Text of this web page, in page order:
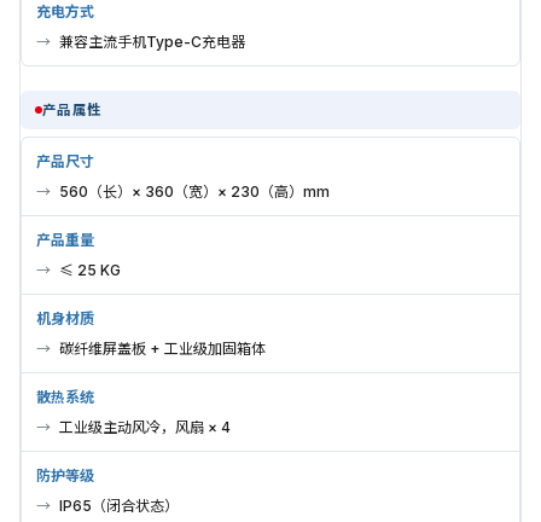
充电方式
兼容主流手机Type-C充电器
产品属性
产品尺寸
560（长）× 360（宽）× 230（高）mm
产品重量
≤ 25 KG
机身材质
碳纤维屏盖板 + 工业级加固箱体
散热系统
工业级主动风冷，风扇 × 4
防护等级
IP65（闭合状态）